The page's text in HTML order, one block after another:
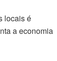
locais é
a economia